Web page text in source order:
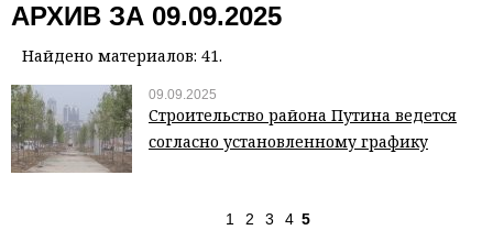
АРХИВ ЗА 09.09.2025
Найдено материалов: 41.
09.09.2025
Строительство района Путина ведется
согласно установленному графику
1 2 3 4 5